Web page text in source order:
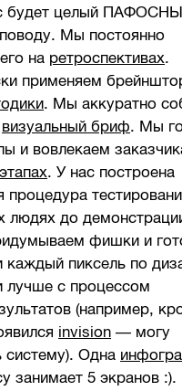
будет целый
Мы постоянно
на ретроспективах.
применяем
. Мы аккуратно
визуальный бриф. Мы
и вовлекаем
. У нас построена
процедура
людях до
фишки и
каждый пиксель по
лучше с процессом
(например,
invision — могу
систему). Одна
занимает 5 экранов :).